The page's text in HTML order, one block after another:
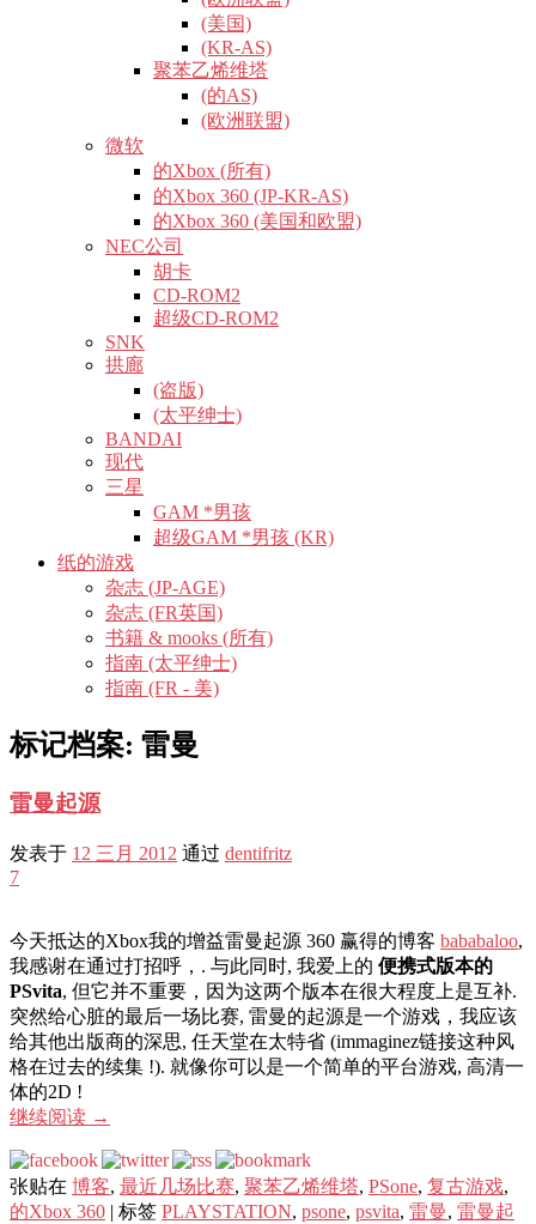
(美国)
(KR-AS)
聚苯乙烯维塔
(的AS)
(欧洲联盟)
微软
的Xbox (所有)
的Xbox 360 (JP-KR-AS)
的Xbox 360 (美国和欧盟)
NEC公司
胡卡
CD-ROM2
超级CD-ROM2
SNK
拱廊
(盗版)
(太平绅士)
BANDAI
现代
三星
GAM *男孩
超级GAM *男孩 (KR)
纸的游戏
杂志 (JP-AGE)
杂志 (FR英国)
书籍 & mooks (所有)
指南 (太平绅士)
指南 (FR - 美)
标记档案: 雷曼
雷曼起源
发表于 12 三月 2012 通过 dentifritz
7
今天抵达的Xbox我的增益雷曼起源 360 赢得的博客 bababaloo,
我感谢在通过打招呼，. 与此同时, 我爱上的 便携式版本的
PSvita, 但它并不重要，因为这两个版本在很大程度上是互补.
突然给心脏的最后一场比赛, 雷曼的起源是一个游戏，我应该
给其他出版商的深思, 任天堂在太特省 (immaginez链接这种风
格在过去的续集 !). 就像你可以是一个简单的平台游戏, 高清一
体的2D !
继续阅读 →
张贴在 博客, 最近几场比赛, 聚苯乙烯维塔, PSone, 复古游戏,
的Xbox 360 | 标签 PLAYSTATION, psone, psvita, 雷曼, 雷曼起